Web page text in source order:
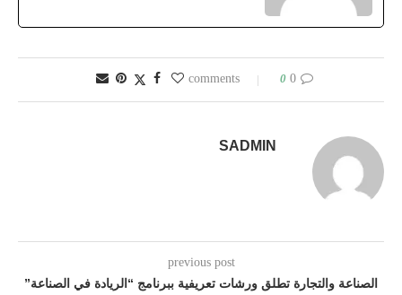
0 comments
0
SADMIN
previous post
الصناعة والتجارة تطلق ورشات تعريفية ببرنامج “الريادة في الصناعة”